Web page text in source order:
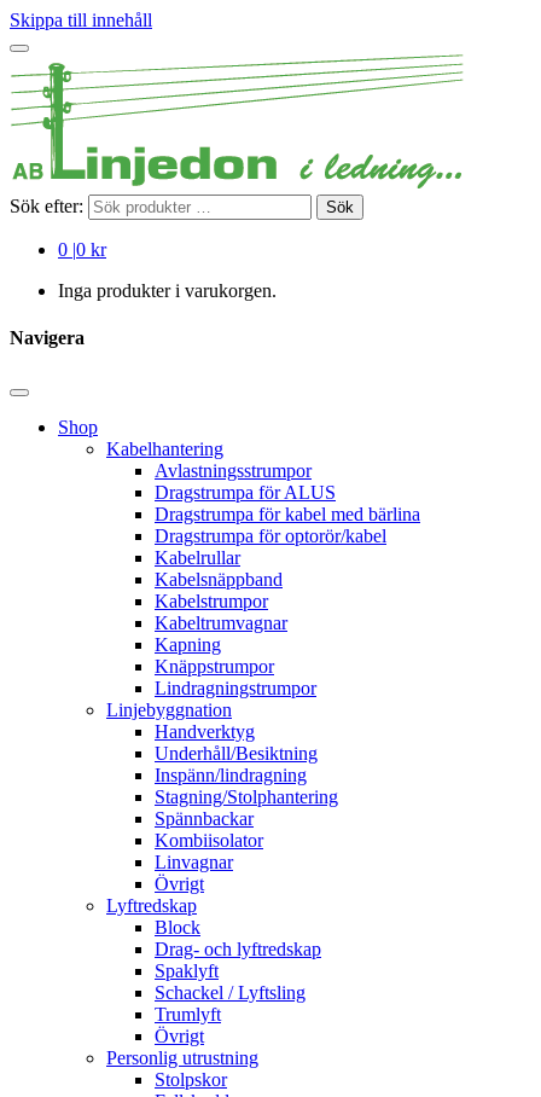
Skippa till innehåll
Sök efter: Sök
0 |0 kr
Inga produkter i varukorgen.
Navigera
Shop
Kabelhantering
Avlastningsstrumpor
Dragstrumpa för ALUS
Dragstrumpa för kabel med bärlina
Dragstrumpa för optorör/kabel
Kabelrullar
Kabelsnäppband
Kabelstrumpor
Kabeltrumvagnar
Kapning
Knäppstrumpor
Lindragningstrumpor
Linjebyggnation
Handverktyg
Underhåll/Besiktning
Inspänn/lindragning
Stagning/Stolphantering
Spännbackar
Kombiisolator
Linvagnar
Övrigt
Lyftredskap
Block
Drag- och lyftredskap
Spaklyft
Schackel / Lyftsling
Trumlyft
Övrigt
Personlig utrustning
Stolpskor